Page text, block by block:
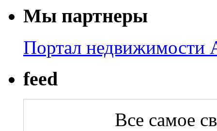
Мы партнеры
Портал недвижимости
feed
Все самое